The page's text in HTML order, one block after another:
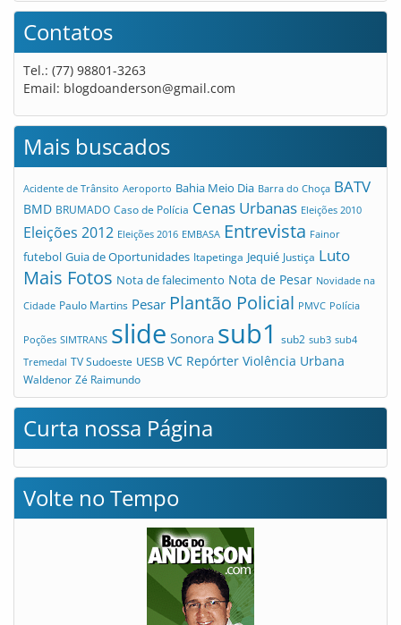
Contatos
Tel.: (77) 98801-3263
Email: blogdoanderson@gmail.com
Mais buscados
Acidente de Trânsito Aeroporto Bahia Meio Dia Barra do Choça BATV
BMD BRUMADO Caso de Polícia Cenas Urbanas Eleições 2010
Eleições 2012 Eleições 2016 EMBASA Entrevista Fainor
futebol Guia de Oportunidades Itapetinga Jequié Justiça Luto
Mais Fotos Nota de falecimento Nota de Pesar Novidade na
Cidade Paulo Martins Pesar Plantão Policial PMVC Polícia
Poções SIMTRANS slide Sonora sub1 sub2 sub3 sub4
Tremedal TV Sudoeste UESB VC Repórter Violência Urbana
Waldenor Zé Raimundo
Curta nossa Página
Volte no Tempo